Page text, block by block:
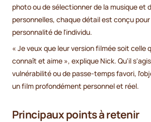
photo ou de sélectionner de la musique et
personnelles, chaque détail est conçu
personnalité de l'individu.
« Je veux que leur version filmée soit celle
connaît et aime », explique Nick. Qu'il
vulnérabilité ou de passe-temps favori,
un film profondément personnel et réel.
Principaux points à retenir